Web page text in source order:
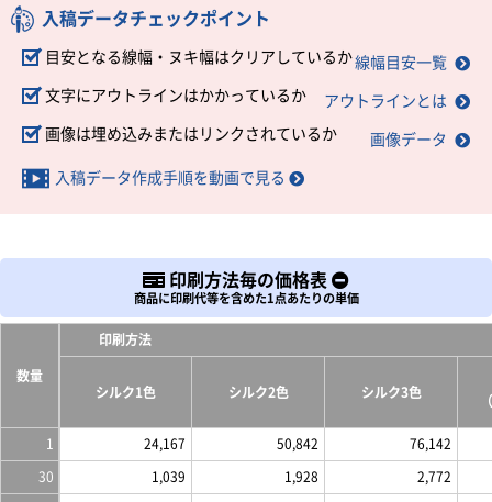
入稿データチェックポイント
目安となる線幅・ヌキ幅はクリアしているか線幅目安一覧
文字にアウトラインはかかっているか アウトラインとは
画像は埋め込みまたはリンクされているか 画像データ
入稿データ作成手順を動画で見る
印刷方法毎の価格表
商品に印刷代等を含めた1点あたりの単価
数量
印刷方法
シルク1色 シルク2色 シルク3色
1 24,167 50,842 76,142
30 1,039 1,928 2,772